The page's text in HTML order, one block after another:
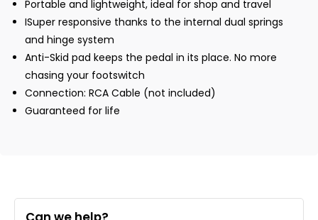
Portable and lightweight, ideal for shop and travel
ISuper responsive thanks to the internal dual springs
and hinge system
Anti-Skid pad keeps the pedal in its place. No more
chasing your footswitch
Connection: RCA Cable (not included)
Guaranteed for life